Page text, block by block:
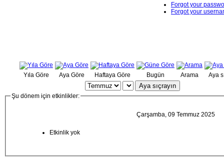
Forgot your
Forgot your
Yıla Göre Aya Göre Haftaya Göre Bugün Arama Aya
Aya sıçrayın
Şu dönem için etkinlikler:
Çarşamba, 09 Temmuz 2025
Etkinlik yok